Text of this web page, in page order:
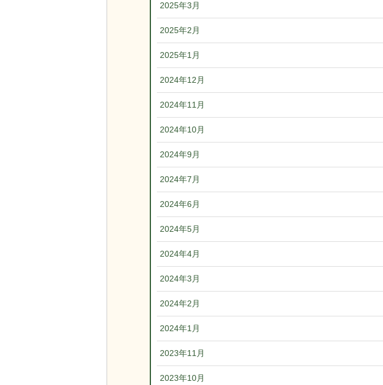
2025年3月
2025年2月
2025年1月
2024年12月
2024年11月
2024年10月
2024年9月
2024年7月
2024年6月
2024年5月
2024年4月
2024年3月
2024年2月
2024年1月
2023年11月
2023年10月